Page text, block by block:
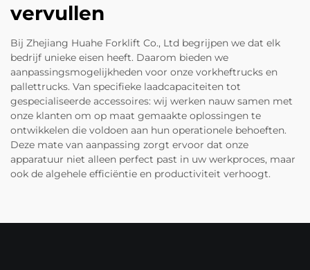
vervullen
Bij Zhejiang Huahe Forklift Co., Ltd begrijpen we dat elk
bedrijf unieke eisen heeft. Daarom bieden we
aanpassingsmogelijkheden voor onze vorkheftrucks en
pallettrucks. Van specifieke laadcapaciteiten tot
gespecialiseerde accessoires: wij werken nauw samen met
onze klanten om op maat gemaakte oplossingen te
ontwikkelen die voldoen aan hun operationele behoeften.
Deze mate van aanpassing zorgt ervoor dat onze
apparatuur niet alleen perfect past in uw werkproces, maar
ook de algehele efficiëntie en productiviteit verhoogt.